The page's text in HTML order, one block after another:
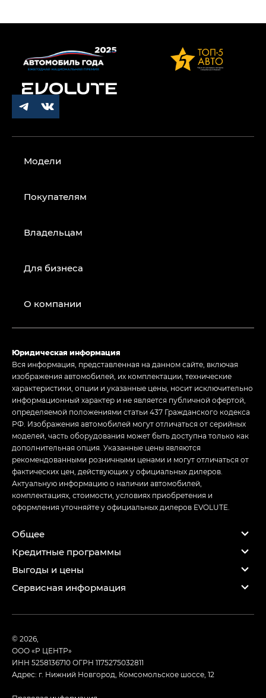
Модели
Покупателям
Владельцам
Для бизнеса
О компании
Юридическая информация
Вся информация, представленная на данном сайте, включая
изображения автомобилей, их комплектации, технические
характеристики, опции и указанные цены, носит исключительно
информационный характер и не является публичной офертой,
определяемой положениями статьи 437 Гражданского кодекса
РФ. Изображения автомобилей могут отличаться от серийных
моделей, часть оборудования может быть доступна только как
дополнительная опция. Указанные цены являются
рекомендованными розничными ценами и могут отличаться от
фактических цен, действующих у официальных дилеров.
Актуальную информацию о наличии автомобилей,
комплектациях, стоимости, условиях приобретения и
оформления уточняйте у официальных дилеров EVOLUTE.
Общее
Кредитные программы
Выгоды и цены
Сервисная информация
© 2026,
ООО «Р ЦЕНТР»
ИНН 5258136710ОГРН 1175275032811
Адрес: г. Нижний Новгород, Комсомольское шоссе, 12